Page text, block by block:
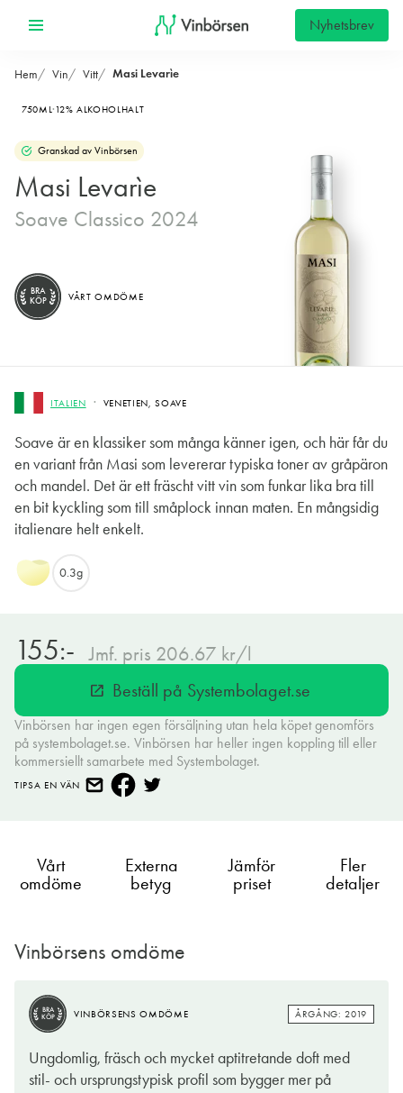
Nyhetsbrev
Hem Vin Vitt Masi Levarìe
750ML 12% ALKOHOLHALT
Granskad av Vinbörsen
Masi Levarìe
Soave Classico 2024
ITALIEN VENETIEN, SOAVE
Soave är en klassiker som många känner igen, och här får du
en variant från Masi som levererar typiska toner av gråpäron
och mandel. Det är ett fräscht vitt vin som funkar lika bra till
en bit kyckling som till småplock innan maten. En mångsidig
italienare helt enkelt.
BRA
KÖP
VÅRT OMDÖME
0.3g
155:- Jmf. pris 206.67 kr/l
open_in_new Beställ på Systembolaget.se
Vinbörsen har ingen egen försäljning utan hela köpet genomförs
på systembolaget.se. Vinbörsen har heller ingen koppling till eller
kommersiellt samarbete med Systembolaget.
TIPSA EN VÄN
Vårt
omdöme
Externa
betyg
Jämför
priset
Fler
detaljer
Vinbörsens omdöme
BRA
KÖP
VINBÖRSENS OMDÖME ÅRGÅNG: 2019
Ungdomlig, fräsch och mycket aptitretande doft med
stil- och ursprungstypisk profil som bygger mer på